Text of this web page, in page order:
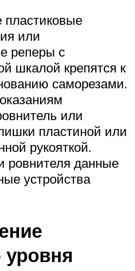
или
реперы с
шкалой крепятся к
саморезами.
или
пластиной или
рукояткой.
ровнителя данные
устройства
уровня